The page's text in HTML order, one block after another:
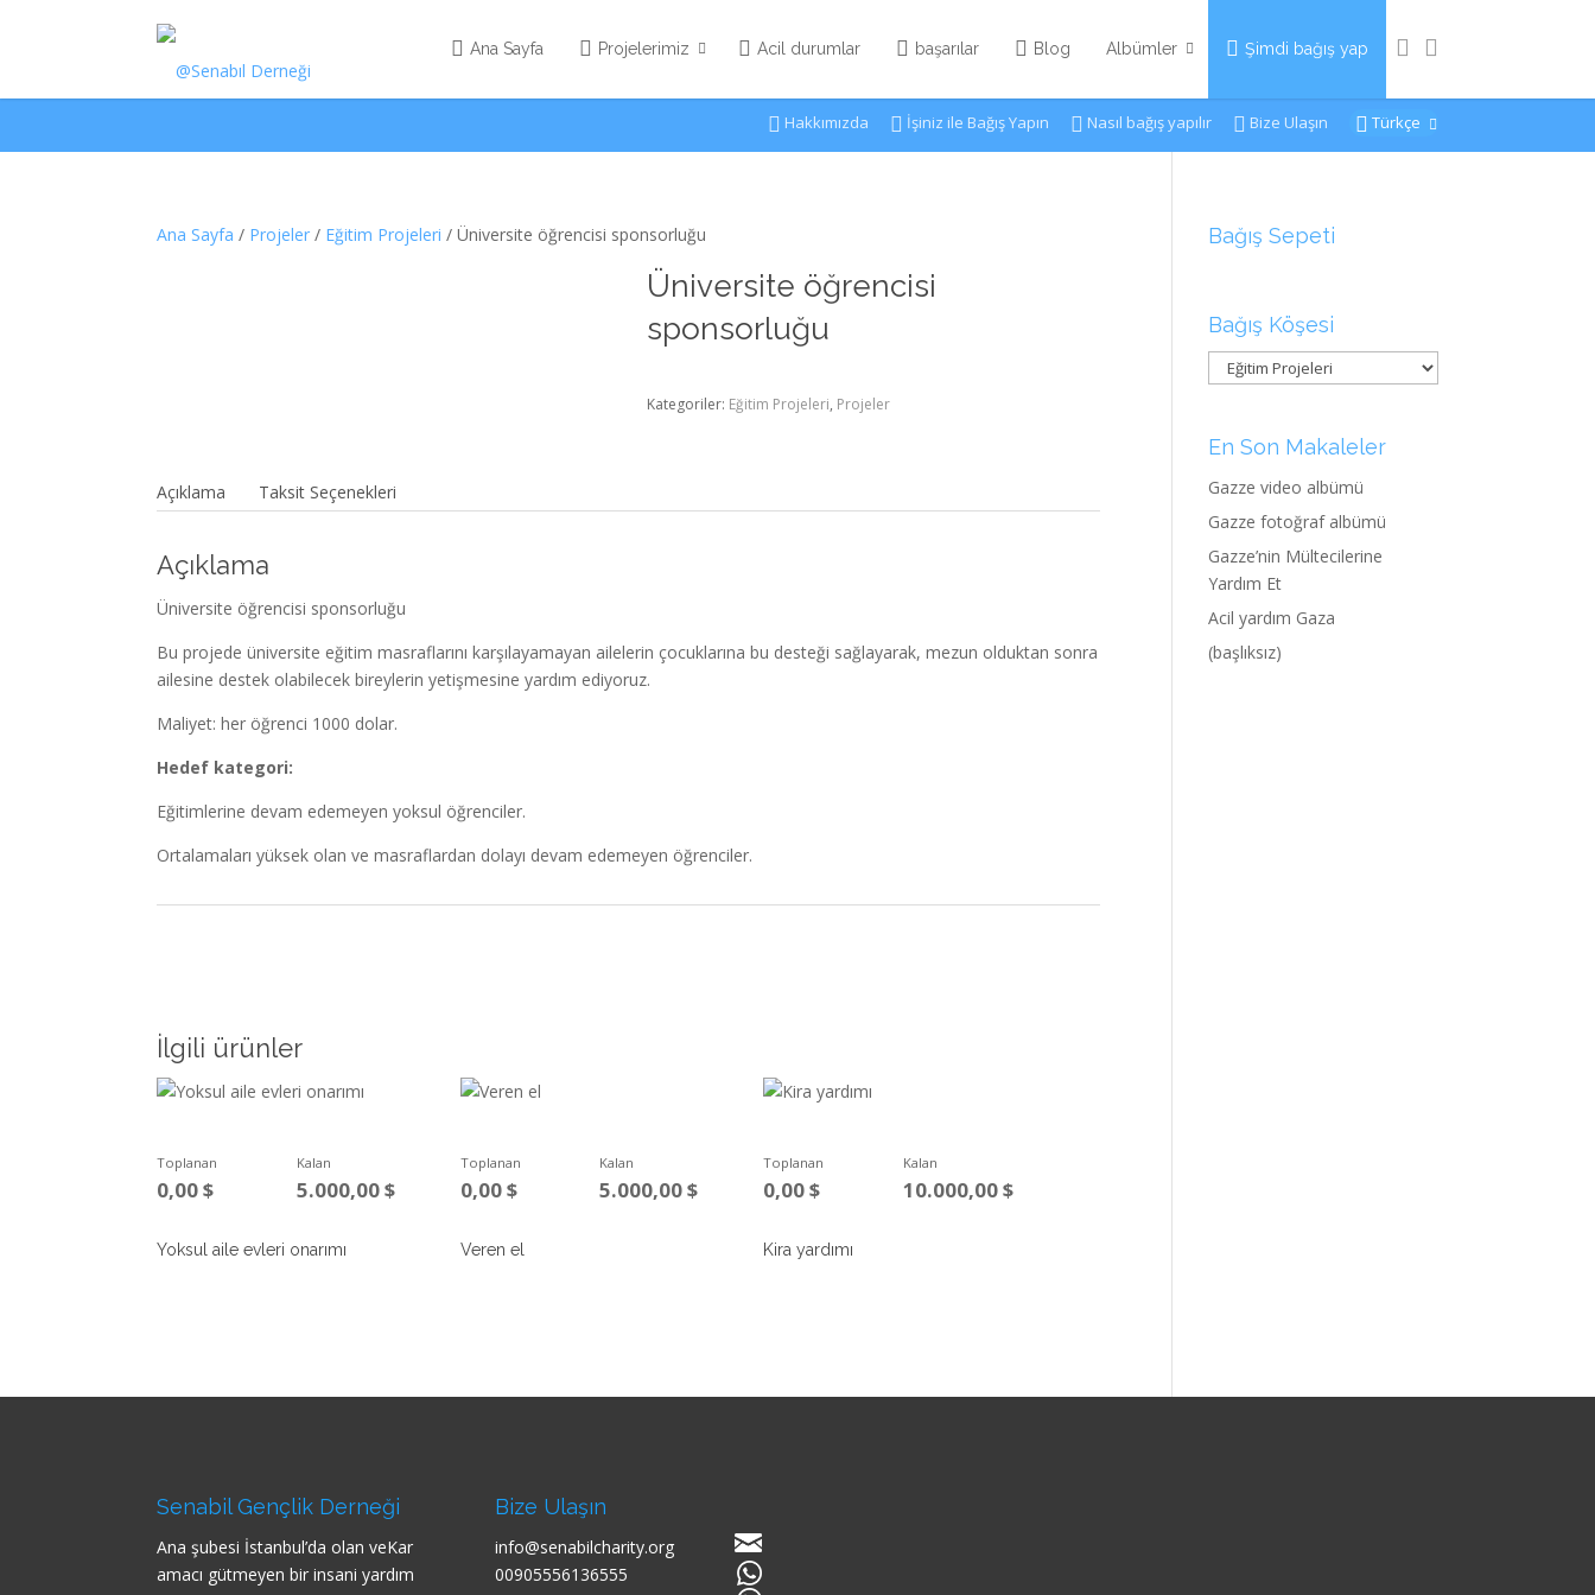
Ana Sayfa Projelerimiz Acil durumlar başarılar Blog Albümler Şimdi bağış yap
Hakkımızda İşiniz ile Bağış Yapın Nasıl bağış yapılır Bize Ulaşın Türkçe
Ana Sayfa / Projeler / Eğitim Projeleri / Üniversite öğrencisi sponsorluğu
Üniversite öğrencisi
sponsorluğu
Kategoriler: Eğitim Projeleri, Projeler
Açıklama Taksit Seçenekleri
Açıklama
Üniversite öğrencisi sponsorluğu
Bu projede üniversite eğitim masraflarını karşılayamayan ailelerin çocuklarına bu desteği sağlayarak, mezun olduktan sonra
ailesine destek olabilecek bireylerin yetişmesine yardım ediyoruz.
Maliyet: her öğrenci 1000 dolar.
Hedef kategori:
Eğitimlerine devam edemeyen yoksul öğrenciler.
Ortalamaları yüksek olan ve masraflardan dolayı devam edemeyen öğrenciler.
İlgili ürünler
Toplanan
0,00$
Kalan
5.000,00$
Yoksul aile evleri onarımı
Toplanan
0,00$
Kalan
5.000,00$
Veren el
Toplanan
0,00$
Kalan
10.000,00$
Kira yardımı
Bağış Sepeti
Bağış Köşesi
En Son Makaleler
Gazze video albümü
Gazze fotoğraf albümü
Gazze’nin Mültecilerine
Yardım Et
Acil yardım Gaza
(başlıksız)
Senabil Gençlik Derneği
Ana şubesi İstanbul’da olan veKar
amacı gütmeyen bir insani yardım
Bize Ulaşın
info@senabilcharity.org
00905556136555